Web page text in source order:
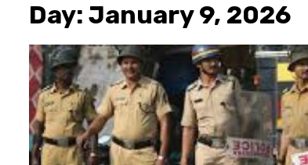
Day: January 9, 2026